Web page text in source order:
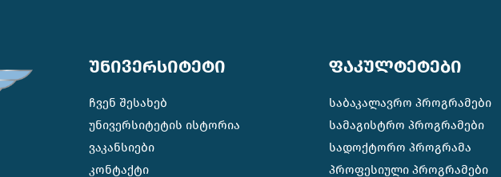
უნივერსიტეტი
ჩვენ შესახებ
უნივერსიტეტის ისტორია
ვაკანსიები
კონტაქტი
ფაკულტეტები
საბაკალავრო პროგრამები
სამაგისტრო პროგრამები
სადოქტორო პროგრამა
პროფესიული პროგრამები